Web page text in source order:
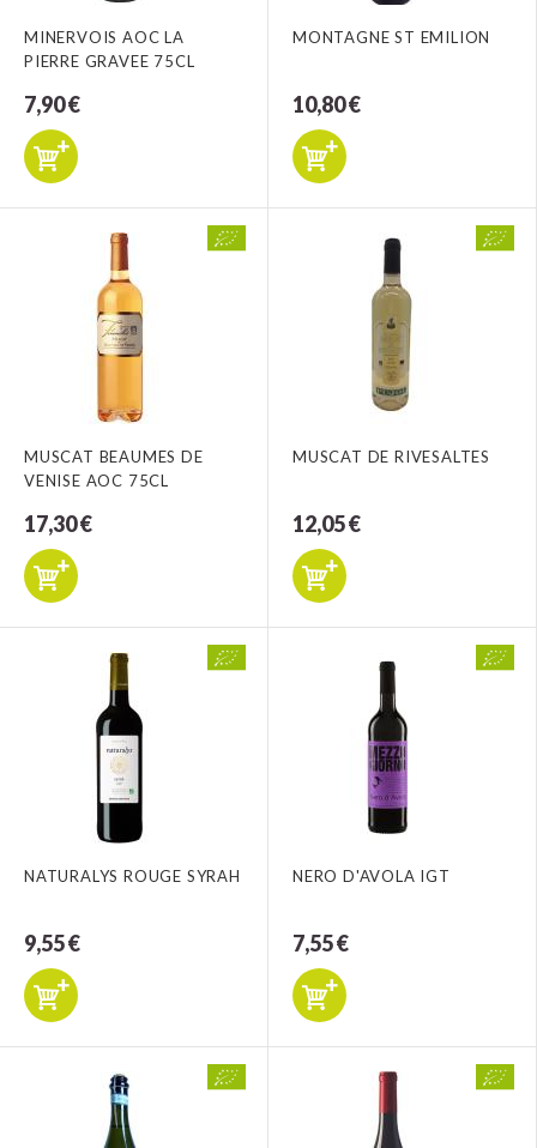
MINERVOIS AOC LA
PIERRE GRAVEE 75CL
7,90 €
MONTAGNE ST EMILION
10,80 €
MUSCAT BEAUMES DE
VENISE AOC 75CL
17,30 €
MUSCAT DE RIVESALTES
12,05 €
NATURALYS ROUGE SYRAH
9,55 €
NERO D'AVOLA IGT
7,55 €